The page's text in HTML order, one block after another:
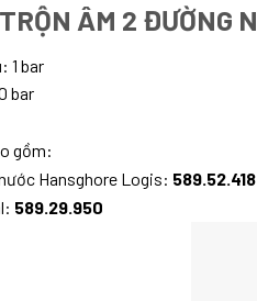
ÂM 2 ĐƯỜNG
1 bar
bar
gồm:
Hansghore Logis: 589.52.418
589.29.950